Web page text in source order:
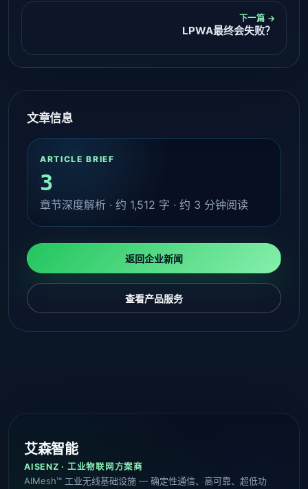
下一篇 →
LPWA最终会失败？
文章信息
ARTICLE BRIEF
3
章节深度解析 · 约 1,512 字 · 约 3 分钟阅读
返回企业新闻
查看产品服务
艾森智能
AISENZ · 工业物联网方案商
AIMesh™ 工业无线基础设施 — 确定性通信、高可靠、超低功